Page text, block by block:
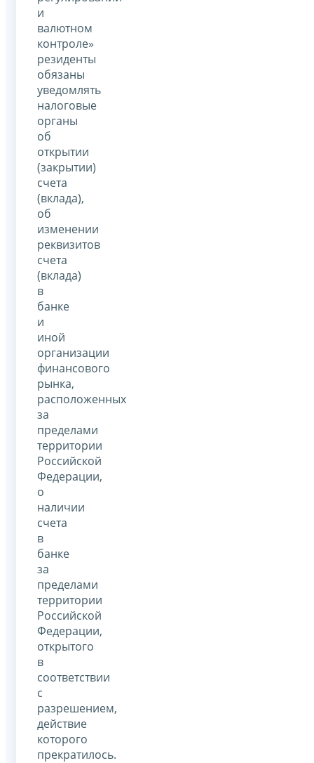
и
валютном
контроле»
резиденты
обязаны
уведомлять
налоговые
органы
об
открытии
(закрытии)
счета
(вклада),
об
изменении
реквизитов
счета
(вклада)
в
банке
и
иной
организации
финансового
рынка,
расположенных
за
пределами
территории
Российской
Федерации,
о
наличии
счета
в
банке
за
пределами
территории
Российской
Федерации,
открытого
в
соответствии
с
разрешением,
действие
которого
прекратилось.